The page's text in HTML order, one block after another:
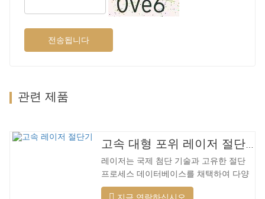
전송됩니다
관련 제품
레이저는 국제 첨단 기술과 고유한 절단
프로세스 데이터베이스를 채택하여 다양
한 재료에 대해 다양한 지능형 절단을 수